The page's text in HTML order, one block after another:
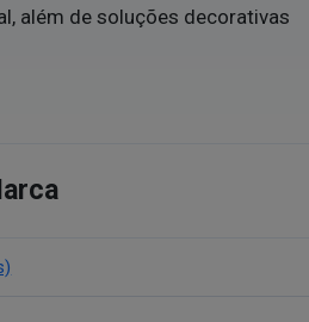
além de soluções decorativas